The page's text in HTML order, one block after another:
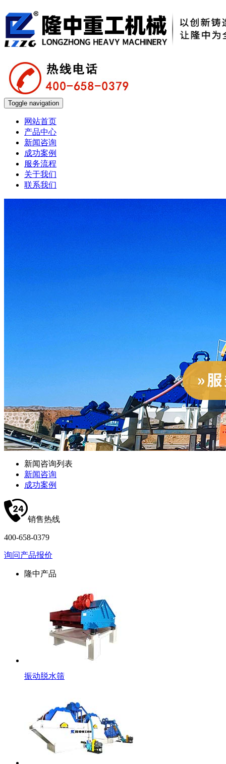
Toggle navigation
网站首页
产品中心
新闻咨询
成功案例
服务流程
关于我们
联系我们
新闻咨询列表
新闻咨询
成功案例
销售热线
400-658-0379
询问产品报价
隆中产品
振动脱水筛